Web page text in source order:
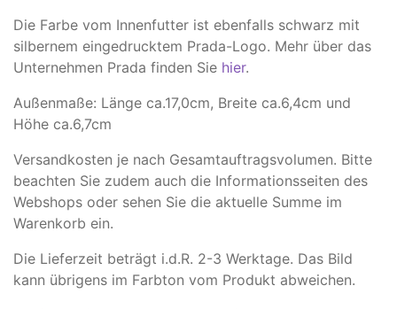
Die Farbe vom Innenfutter ist ebenfalls schwarz mit
silbernem eingedrucktem Prada-Logo. Mehr über das
Unternehmen Prada finden Sie hier.
Außenmaße: Länge ca.17,0cm, Breite ca.6,4cm und
Höhe ca.6,7cm
Versandkosten je nach Gesamtauftragsvolumen. Bitte
beachten Sie zudem auch die Informationsseiten des
Webshops oder sehen Sie die aktuelle Summe im
Warenkorb ein.
Die Lieferzeit beträgt i.d.R. 2-3 Werktage. Das Bild
kann übrigens im Farbton vom Produkt abweichen.